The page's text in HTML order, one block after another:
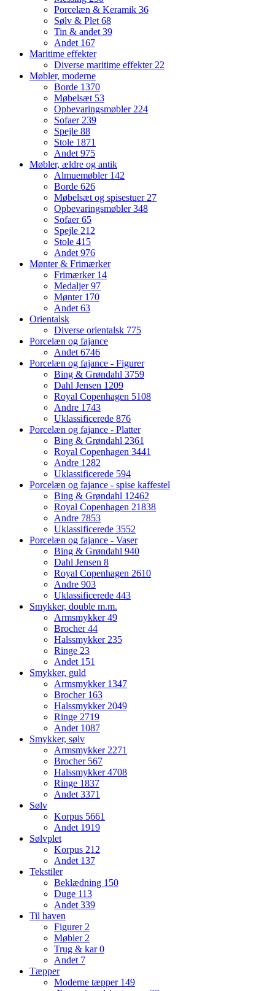
Porcelæn & Keramik 36
Sølv & Plet 68
Tin & andet 39
Andet 167
Maritime effekter
Diverse maritime effekter 22
Møbler, moderne
Borde 1370
Møbelsæt 53
Opbevaringsmøbler 224
Sofaer 239
Spejle 88
Stole 1871
Andet 975
Møbler, ældre og antik
Almuemøbler 142
Borde 626
Møbelsæt og spisestuer 27
Opbevaringsmøbler348
Sofaer65
Spejle 212
Stole 415
Andet 976
Mønter & Frimærker
Frimærker 14
Medaljer97
Mønter 170
Andet 63
Orientalsk
Diverse orientalsk 775
Porcelæn og fajance
Andet 6746
Porcelæn og fajance - Figurer
Bing & Grøndahl 3759
Dahl Jensen 1209
Royal Copenhagen 5108
Andre 1743
Uklassificerede 876
Porcelæn og fajance - Platter
Bing & Grøndahl 2361
Royal Copenhagen 3441
Andre 1282
Uklassificerede 594
Porcelæn og fajance - spise kaffestel
Bing & Grøndahl 12462
Royal Copenhagen 21838
Andre 7853
Uklassificerede 3552
Porcelæn og fajance - Vaser
Bing & Grøndahl 940
Dahl Jensen 8
Royal Copenhagen 2610
Andre 903
Uklassificerede 443
Smykker, double m.m.
Armsmykker49
Brocher44
Halssmykker 235
Ringe 23
Andet 151
Smykker, guld
Armsmykker 1347
Brocher 163
Halssmykker 2049
Ringe 2719
Andet 1087
Smykker, sølv
Armsmykker 2271
Brocher 567
Halssmykker4708
Ringe 1837
Andet 3371
Sølv
Korpus 5661
Andet 1919
Sølvplet
Korpus 212
Andet 137
Tekstiler
Beklædning 150
Duge 113
Andet 339
Til haven
Figurer 2
Møbler 2
Trug & kar0
Andet 7
Tæpper
Moderne tæpper 149